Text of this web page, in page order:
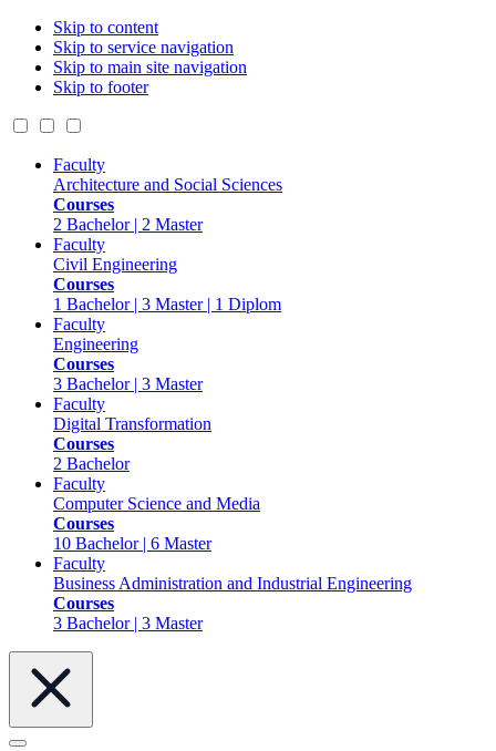
Skip to content
Skip to service navigation
Skip to main site navigation
Skip to footer
Faculty
Architecture and Social Sciences
Courses
2 Bachelor | 2 Master
Faculty
Civil Engineering
Courses
1 Bachelor | 3 Master | 1 Diplom
Faculty
Engineering
Courses
3 Bachelor | 3 Master
Faculty
Digital Transformation
Courses
2 Bachelor
Faculty
Computer Science and Media
Courses
10 Bachelor | 6 Master
Faculty
Business Administration and Industrial Engineering
Courses
3 Bachelor | 3 Master